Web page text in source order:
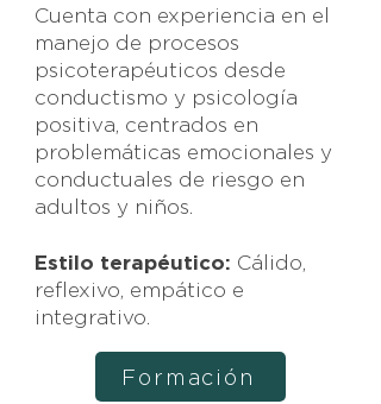
Cuenta con experiencia en el
manejo de procesos
psicoterapéuticos desde
conductismo y psicología
positiva, centrados en
problemáticas emocionales y
conductuales de riesgo en
adultos y niños.
Estilo terapéutico: Cálido,
reflexivo, empático e
integrativo.
Formación